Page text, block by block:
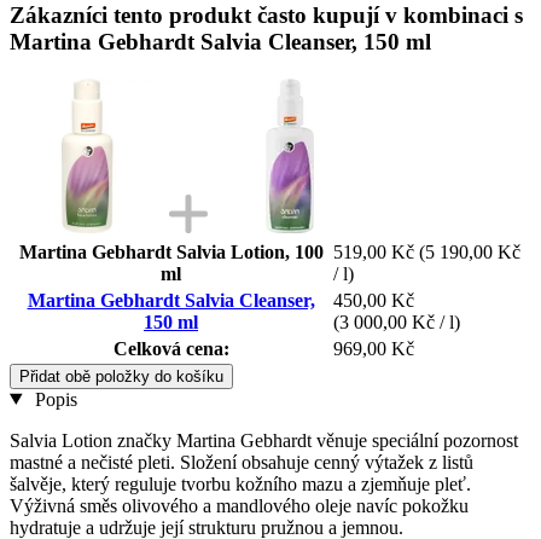
Zákazníci tento produkt často kupují v kombinaci s
Martina Gebhardt Salvia Cleanser, 150 ml
Martina Gebhardt Salvia Lotion, 100
ml
519,00 Kč (5 190,00 Kč
/ l)
Martina Gebhardt Salvia Cleanser,
150 ml
450,00 Kč
(3 000,00 Kč / l)
Celková cena:
969,00 Kč
Přidat obě položky do košíku
Popis
Salvia Lotion značky Martina Gebhardt věnuje speciální pozornost
mastné a nečisté pleti. Složení obsahuje cenný výtažek z listů
šalvěje, který reguluje tvorbu kožního mazu a zjemňuje pleť.
Výživná směs olivového a mandlového oleje navíc pokožku
hydratuje a udržuje její strukturu pružnou a jemnou.